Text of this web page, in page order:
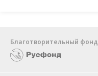
Благотворительный фонд